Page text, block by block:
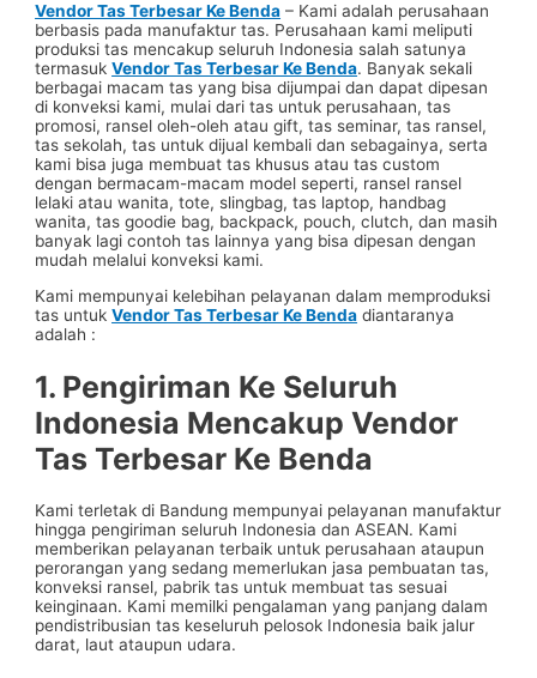
Vendor Tas Terbesar Ke Benda – Kami adalah perusahaan
berbasis pada manufaktur tas. Perusahaan kami meliputi
produksi tas mencakup seluruh Indonesia salah satunya
termasukVendor Tas Terbesar Ke Benda. Banyak sekali
berbagai macam tas yang bisa dijumpai dan dapat dipesan
di konveksi kami, mulai dari tas untuk perusahaan, tas
promosi, ransel oleh-oleh atau gift, tas seminar, tas ransel,
tas sekolah, tas untuk dijual kembali dan sebagainya, serta
kami bisa juga membuat tas khusus atau tas custom
dengan bermacam-macam model seperti, ransel ransel
lelaki atau wanita, tote, slingbag, tas laptop, handbag
wanita, tas goodie bag, backpack, pouch, clutch, dan masih
banyak lagi contoh tas lainnya yang bisa dipesan dengan
mudah melalui konveksi kami.
Kami mempunyai kelebihan pelayanan dalam memproduksi
tas untukVendor Tas Terbesar Ke Benda diantaranya
adalah :
1. Pengiriman Ke Seluruh
Indonesia MencakupVendor
Tas Terbesar Ke Benda
Kami terletak di Bandung mempunyai pelayanan manufaktur
hingga pengiriman seluruh Indonesia dan ASEAN. Kami
memberikan pelayanan terbaik untuk perusahaan ataupun
perorangan yang sedang memerlukan jasa pembuatan tas,
konveksi ransel, pabrik tas untuk membuat tas sesuai
keinginaan. Kami memilki pengalaman yang panjang dalam
pendistribusian tas keseluruh pelosok Indonesia baik jalur
darat, laut ataupun udara.